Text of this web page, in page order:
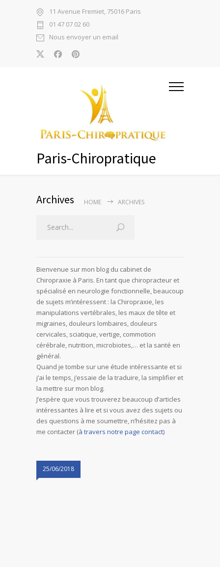
11 Avenue Fremiet, 75016 Paris
01 47 07 02 60
Nous envoyer un email
Paris-Chiropratique
Archives HOME ARCHIVES
Bienvenue sur mon blog du cabinet de
Chiropraxie à Paris. En tant que chiropracteur et
spécialisé en neurologie fonctionnelle, beaucoup
de sujets m’intéressent : la Chiropraxie, les
manipulations vertébrales, les maux de tête et
migraines, douleurs lombaires, douleurs
cervicales, sciatique, vertige, commotion
cérébrale, nutrition, microbiotes,… et la santé en
général.
Quand je tombe sur une étude intéressante et si
j’ai le temps, j’essaie de la traduire, la simplifier et
la mettre sur mon blog.
J’espère que vous trouverez beaucoup d’articles
intéressantes à lire et si vous avez des sujets ou
des questions à me soumettre, n’hésitez pas à
me contacter (à travers notre page contact)
25/06/2018